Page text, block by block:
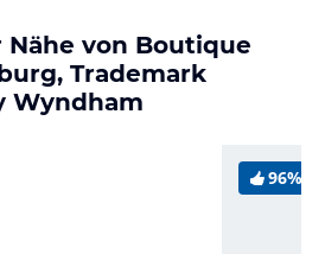
Nähe von Boutique
Trademark
Wyndham
96%